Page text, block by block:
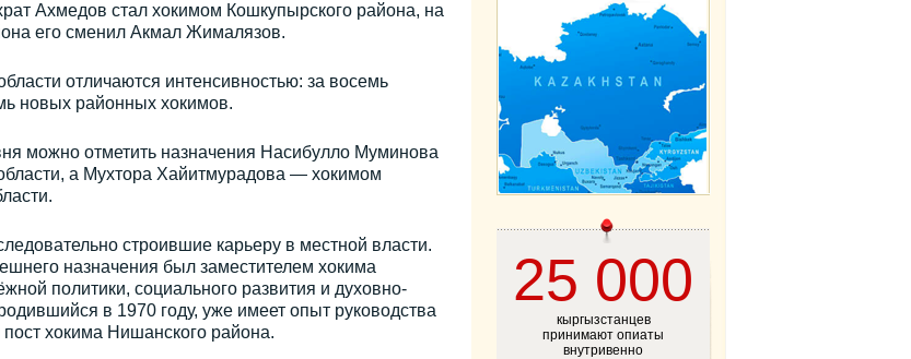
Ахмедов стал хокимом Кошкупырского района, на
его сменил Акмал Жималязов.
отличаются интенсивностью: за восемь
новых районных хокимов.
можно отметить назначения Насибулло Муминова
а Мухтора Хайитмурадова — хокимом
строившие карьеру в местной власти.
назначения был заместителем хокима
политики, социального развития и духовно-
в 1970 году, уже имеет опыт руководства
хокима Нишанского района.
25 000
кыргызстанцев
принимают опиаты
внутривенно